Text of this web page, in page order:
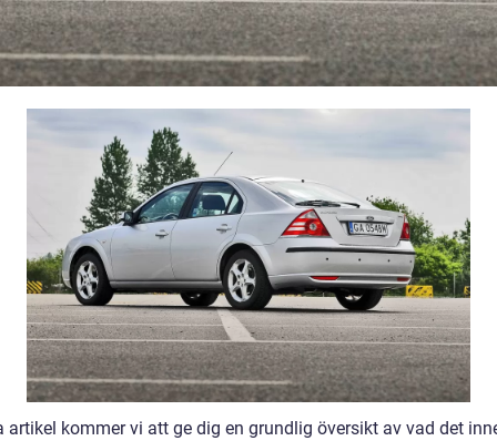
artikel kommer vi att ge dig en grundlig översikt av vad det